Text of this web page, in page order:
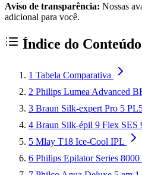
Aviso de transparência: Nossas
adicional para você.
Índice do Conteúdo
1 Tabela Comparativa
2 Philips Lumea Advanced
3 Braun Silk-expert Pro 5
4 Braun Silk-épil 9 Flex SES
5 Mlay T18 Ice-Cool IPL
6 Philips Epilator Series